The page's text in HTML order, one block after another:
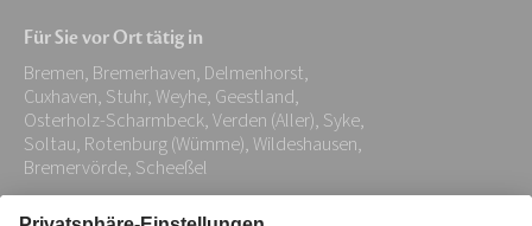
Adresse:
*
Für Sie vor Ort tätig in
Bremen, Bremerhaven, Delmenhorst,
Cuxhaven, Stuhr, Weyhe, Geestland,
Osterholz-Scharmbeck, Verden (Aller), Syke,
Soltau, Rotenburg (Wümme), Wildeshausen,
Bremervörde, Scheeßel